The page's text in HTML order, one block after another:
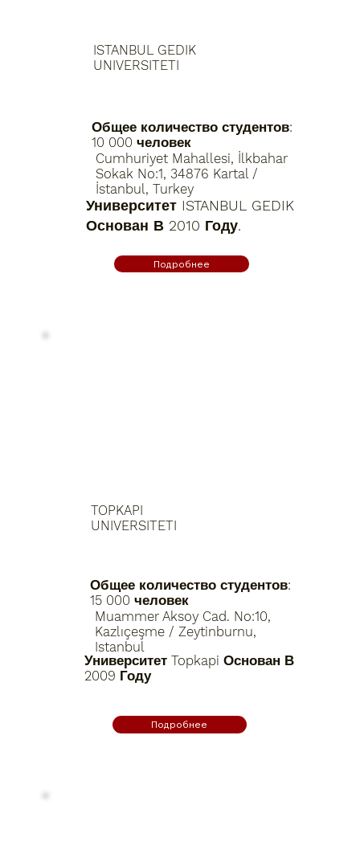
Muammer Aksoy Cad. No:10,
Kazlıçeşme / Zeytinburnu,
Istanbul
Общее количество студентов:
15 000 человек
Университет Topkapi Основан В
2009 Году
Подробнее
TOPKAPI
UNIVERSITETI
Cumhuriyet Mahallesi, İlkbahar
Sokak No:1, 34876 Kartal /
İstanbul, Turkey
Общее количество студентов:
10 000 человек
Университет ISTANBUL GEDIK
Основан В 2010 Году.
Подробнее
ISTANBUL GEDIK
UNIVERSITETI